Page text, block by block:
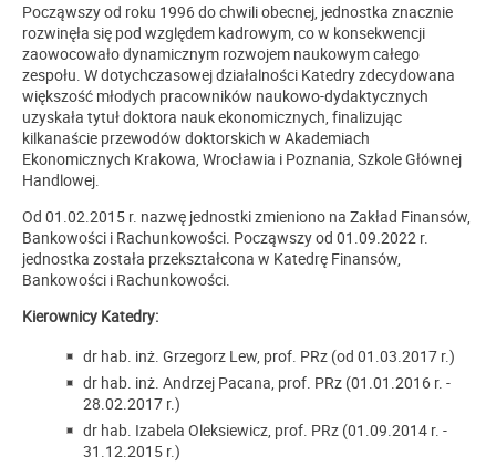
Począwszy od roku 1996 do chwili obecnej, jednostka znacznie
rozwinęła się pod względem kadrowym, co w konsekwencji
zaowocowało dynamicznym rozwojem naukowym całego
zespołu. W dotychczasowej działalności Katedry zdecydowana
większość młodych pracowników naukowo-dydaktycznych
uzyskała tytuł doktora nauk ekonomicznych, finalizując
kilkanaście przewodów doktorskich w Akademiach
Ekonomicznych Krakowa, Wrocławia i Poznania, Szkole Głównej
Handlowej.
Od 01.02.2015 r. nazwę jednostki zmieniono na Zakład Finansów,
Bankowości i Rachunkowości. Począwszy od 01.09.2022 r.
jednostka została przekształcona w Katedrę Finansów,
Bankowości i Rachunkowości.
Kierownicy Katedry:
dr hab. inż. Grzegorz Lew, prof. PRz (od 01.03.2017 r.)
dr hab. inż. Andrzej Pacana, prof. PRz (01.01.2016 r. -
28.02.2017 r.)
dr hab. Izabela Oleksiewicz, prof. PRz (01.09.2014 r. -
31.12.2015 r.)